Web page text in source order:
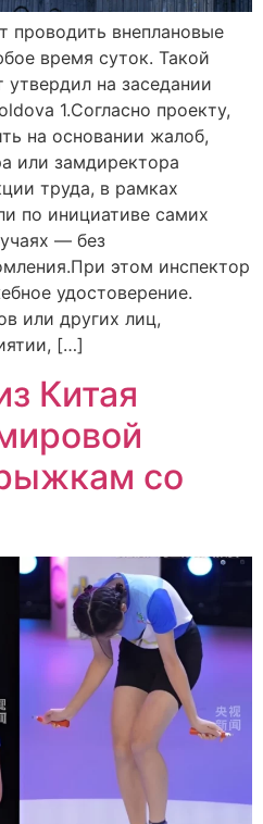
проводить внеплановые
время суток. Такой
утвердил на заседании
1.Согласно проекту,
на основании жалоб,
или замдиректора
труда, в рамках
по инициативе самих
— без
этом инспектор
удостоверение.
или других лиц,
[…]
Китая
со